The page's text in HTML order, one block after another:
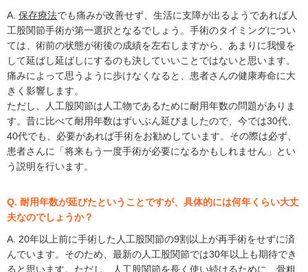
A. 保存療法でも痛みが改善せず、生活に支障が出るようであれば人
工股関節手術が第一選択となるでしょう。手術のタイミングについ
ては、術前の状態が術後の成績を左右しますから、あまりに我慢を
して延ばし延ばしにするのも決していいことではないと思います。
痛みによって思うように歩けなくなると、患者さんの健康寿命に大
きく影響します。
ただし、人工股関節は人工物であるために耐用年数の問題がありま
す。昔に比べて耐用年数はずいぶん延びましたので、今では30代、
40代でも、必要があれば手術をお勧めしています。その際は必ず、
患者さんに「将来もう一度手術が必要になるかもしれません」とい
う説明を行います。
Q. 耐用年数が延びたということですが、具体的には何年くらい大丈
夫なのでしょうか？
A. 20年以上前に手術した人工股関節の9割以上が再手術をせずに済
んでいます。そのため、最新の人工股関節では30年以上も期待でき
ると思います。ただし、人工股関節を長く使い続けるために、骨粗